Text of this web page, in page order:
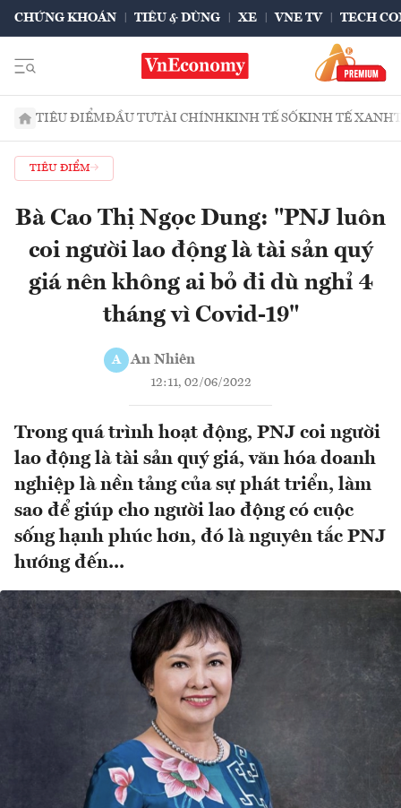
CHỨNG KHOÁN TIÊU & DÙNG XE VNE TV TECH
TIÊU ĐIỂMĐẦU TƯTÀI CHÍNHKINH TẾ SỐKINH TẾ XANH
TIÊU ĐIỂM
Bà Cao Thị Ngọc Dung: "PNJ luôn
coi người lao động là tài sản quý
giá nên không ai bỏ đi dù nghỉ 4
tháng vì Covid-19"
A An Nhiên
12:11, 02/06/2022
Trong quá trình hoạt động, PNJ coi người
lao động là tài sản quý giá, văn hóa doanh
nghiệp là nền tảng của sự phát triển, làm
sao để giúp cho người lao động có cuộc
sống hạnh phúc hơn, đó là nguyên tắc PNJ
hướng đến...